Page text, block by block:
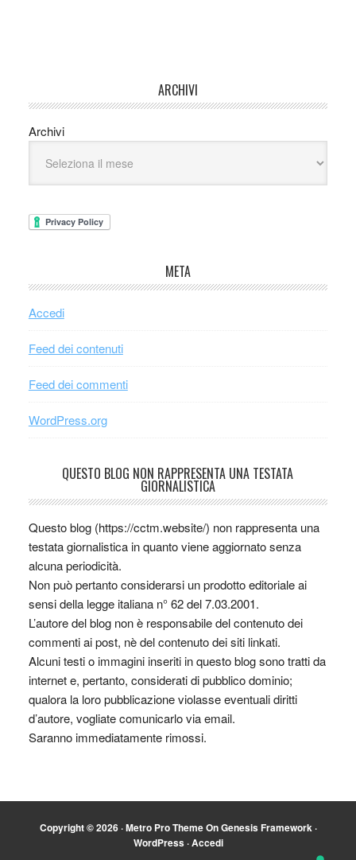
ARCHIVI
Archivi
META
Accedi
Feed dei contenuti
Feed dei commenti
WordPress.org
QUESTO BLOG NON RAPPRESENTA UNA TESTATA
GIORNALISTICA
Questo blog (https://cctm.website/) non rappresenta una
testata giornalistica in quanto viene aggiornato senza
alcuna periodicità.
Non può pertanto considerarsi un prodotto editoriale ai
sensi della legge italiana n° 62 del 7.03.2001.
L’autore del blog non è responsabile del contenuto dei
commenti ai post, nè del contenuto dei siti linkati.
Alcuni testi o immagini inseriti in questo blog sono tratti da
internet e, pertanto, considerati di pubblico dominio;
qualora la loro pubblicazione violasse eventuali diritti
d’autore, vogliate comunicarlo via email.
Saranno immediatamente rimossi.
Copyright © 2026 ·Metro Pro ThemeOnGenesis Framework·
WordPress·Accedi